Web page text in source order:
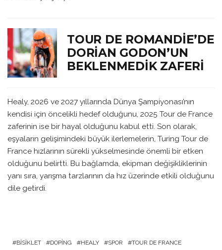
TOUR DE ROMANDIE’DE
DORIAN GODON’UN
BEKLENMEDIK ZAFERI
Healy, 2026 ve 2027 yıllarında Dünya Şampiyonası’nın
kendisi için öncelikli hedef olduğunu, 2025 Tour de France
zaferinin ise bir hayal olduğunu kabul etti. Son olarak,
eşyaların gelişimindeki büyük ilerlemelerin, Turing Tour de
France hızlarının sürekli yükselmesinde önemli bir etken
olduğunu belirtti. Bu bağlamda, ekipman değişikliklerinin
yanı sıra, yarışma tarzlarının da hız üzerinde etkili olduğunu
dile getirdi.
BISIKLET DOPING HEALY SPOR TOUR DE FRANCE